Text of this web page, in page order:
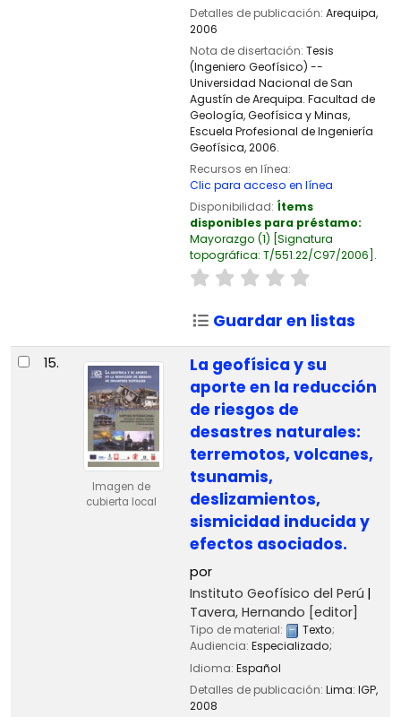
Detalles de publicación: Arequipa,
2006
Nota de disertación: Tesis
(Ingeniero Geofísico) --
Universidad Nacional de San
Agustín de Arequipa. Facultad de
Geología, Geofísica y Minas,
Escuela Profesional de Ingeniería
Geofísica, 2006.
Recursos en línea:
Clic para acceso en línea
Disponibilidad: Ítems
disponibles para préstamo:
Mayorazgo (1) Signatura
topográfica: T/551.22/C97/2006 .
Guardar en listas
15.
Imagen de
cubierta local
La geofísica y su
aporte en la reducción
de riesgos de
desastres naturales:
terremotos, volcanes,
tsunamis,
deslizamientos,
sismicidad inducida y
efectos asociados.
por
Instituto Geofísico del Perú
Tavera, Hernando [editor]
Tipo de material: Texto;
Audiencia: Especializado;
Idioma: Español
Detalles de publicación: Lima: IGP,
2008